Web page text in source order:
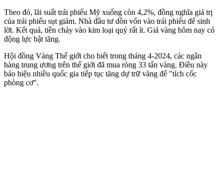
Theo đó, lãi suất trái phiếu Mỹ xuống còn 4,2%, đồng nghĩa giá trị
của trái phiếu sụt giảm. Nhà đầu tư dồn vốn vào trái phiếu để sinh
lời. Kết quả, tiền chảy vào kim loại quý rất ít. Giá vàng hôm nay có
động lực bật tăng.
Hội đồng Vàng Thế giới cho biết trong tháng 4-2024, các ngân
hàng trung ương trên thế giới đã mua ròng 33 tấn vàng. Điều này
báo hiệu nhiều quốc gia tiếp tục tăng dự trữ vàng để "tích cốc
phòng cơ".